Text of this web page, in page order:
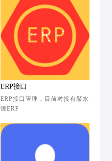
整功能的，请购买功能版。
ERP接口
ERP接口管理，目前对接有聚水
潭ERP